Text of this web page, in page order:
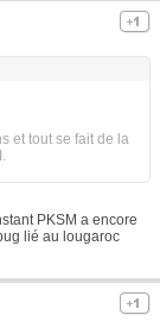
et tout se fait de la
PKSM a encore
lié au lougaroc